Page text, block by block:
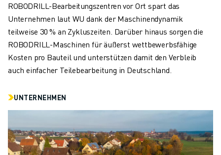
ROBODRILL-Bearbeitungszentren vor Ort spart das
Unternehmen laut WU dank der Maschinendynamik
teilweise 30 % an Zykluszeiten. Darüber hinaus sorgen die
ROBODRILL-Maschinen für äußerst wettbewerbsfähige
Kosten pro Bauteil und unterstützen damit den Verbleib
auch einfacher Teilebearbeitung in Deutschland.
UNTERNEHMEN